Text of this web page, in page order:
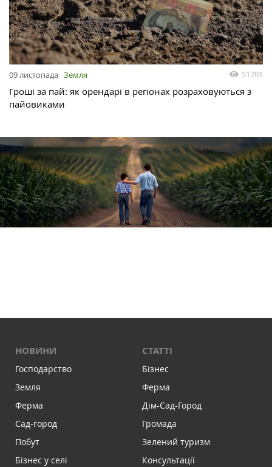
09 листопада Земля 51701
Гроші за пай: як орендарі в регіонах розраховуються з
пайовиками
НОВИНИ
Господарство
Земля
Ферма
Сад-город
Побут
Бізнес у селі
СТАТТІ
Бізнес
Ферма
Дім-Сад-Город
Громада
Зелений туризм
Консультації